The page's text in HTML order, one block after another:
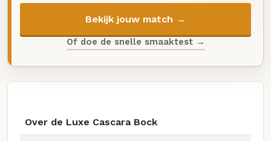
Bekijk jouw match →
Of doe de snelle smaaktest →
Over de Luxe Cascara Bock